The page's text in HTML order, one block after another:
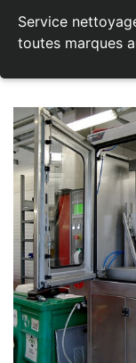
Service
toutes marques